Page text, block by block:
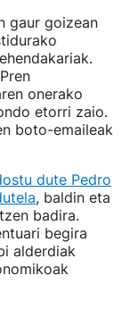
gaur goizean
onerako
etorri zaio.
boto-emaileak
dute Pedro
, baldin eta
badira.
begira
alderdiak